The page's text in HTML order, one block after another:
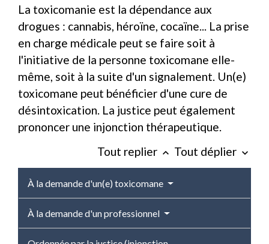
La toxicomanie est la dépendance aux
drogues : cannabis, héroïne, cocaïne... La prise
en charge médicale peut se faire soit à
l'initiative de la personne toxicomane elle-
même, soit à la suite d'un signalement. Un(e)
toxicomane peut bénéficier d'une cure de
désintoxication. La justice peut également
prononcer une injonction thérapeutique.
Tout replier keyboard_arrow_up Tout déplier keyboard_arrow_down
À la demande d'un(e) toxicomane
À la demande d'un professionnel